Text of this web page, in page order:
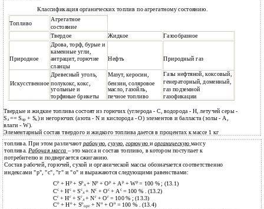
Классификация органических топлив по агрегатному состоянию.
Топливо
Агрегатное
состояние
Твердое
Жидкое Газообразное
Дрова, торф, бурые и
Природное
каменные угли,
Нефть
Природный газ
антрацит, горючие
сланцы
Древесный уголь,
Мазут, керосин,
Искусственное полукокс, кокс,
бензин, соляровое
угольные и
масло, газойль,
торфяные брикеты
печное топливо
Газы нефтяной, коксовый,
генераторный, доменный,
газ подземной
газофикации
Твердые и жидкие топлива состоят из горючих (углерода - С, водорода - Н, летучей серы -
S л == Sор+ Sк) и негорючих (азота - N и кислорода - О) элементов и балласта (золы - А,
влаги - W).
Элементарный состав твердого и жидкого топлива дается в процентах к массе 1 кг
топлива. При этом различаютрабочую ,сухую ,горючую и органическую массу
топлива.Рабочая масса – это масса и состав топливо, в котором поступает к
потребителю и подвергается сжиганию.
Состав рабочей, горючей, сухой и органической массы обозначается соответственно
индексами "р", "с", "г" и "о" и выражаются следующими равенствами:
Ср + Нр+ Sр
л+ Nр + Oр + Aр + Wр= 100 % ; (13.1)
Сс + Нс + Sс
л+ Nс + Oс + Aс = 100 % . (13.2)
Сг + Нг + Sг
л + Nг + Oг = 100 % ; (13.3)
Со + Но+ Sо
орг+ Nо + Oо = 100 % . (13.4)